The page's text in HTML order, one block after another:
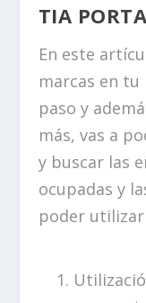
TIA
En este
marcas en
paso y
más, vas a
y buscar las
ocupadas y
poder